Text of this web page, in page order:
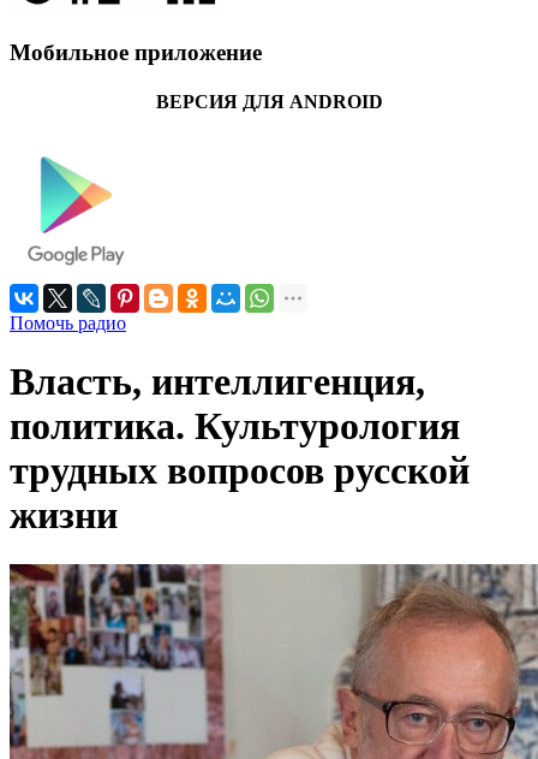
Мобильное приложение
ВЕРСИЯ ДЛЯ ANDROID
Помочь радио
Власть, интеллигенция,
политика. Культурология
трудных вопросов русской
жизни